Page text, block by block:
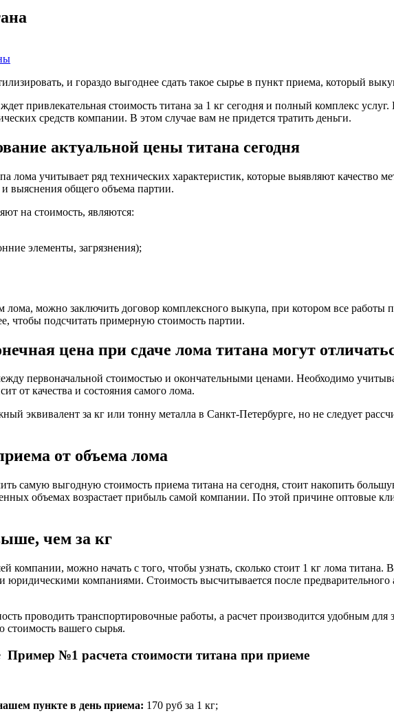
и гораздо выгоднее сдать такое сырье в пункт приема, который
привлекательная стоимость титана за 1 кг сегодня и полный комплекс
средств компании. В этом случае вам не придется тратить деньги.
актуальной цены титана сегодня
лома учитывает ряд технических характеристик, которые выявляют качество
и выяснения общего объема партии.
на стоимость, являются:
элементы, загрязнения);
можно заключить договор комплексного выкупа, при котором все работы
чтобы подсчитать примерную стоимость партии.
цена при сдаче лома титана могут
первоначальной стоимостью и окончательными ценами. Необходимо
от качества и состояния самого лома.
эквивалент за кг или тонну металла в Санкт-Петербурге, но не следует
от объема лома
самую выгодную стоимость приема титана на сегодня, стоит накопить
объемах возрастает прибыль самой компании. По этой причине оптовые
чем за кг
компании, можно начать с того, чтобы узнать, сколько стоит 1 кг лома
юридическими компаниями. Стоимость высчитывается после
проводить транспортировочные работы, а расчет производится удобным
стоимость вашего сырья.
Пример №1 расчета стоимости титана при приеме
пункте в день приема: 170 руб за 1 кг;